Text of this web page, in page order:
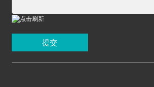
提交